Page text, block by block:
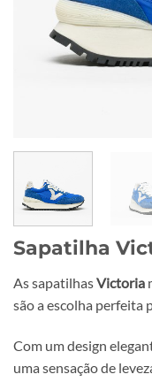
Sapatilha
As sapatilhasVictoria
são a escolha perfeita
Com um design
uma sensação de